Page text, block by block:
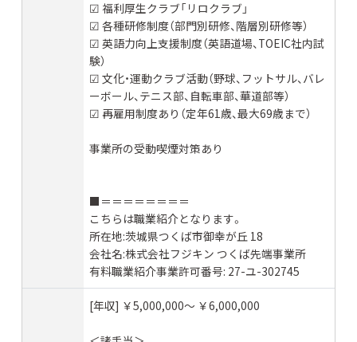
☑︎ 福利厚生クラブ「リロクラブ」
☑︎ 各種研修制度（部門別研修、階層別研修等）
☑︎ 英語力向上支援制度（英語道場、TOEIC社内試
験）
☑︎ 文化・運動クラブ活動（野球、フットサル、バレ
ーボール、テニス部、自転車部、華道部等）
☑︎ 再雇用制度あり（定年61歳、最大69歳まで）
事業所の受動喫煙対策あり
■＝＝＝＝＝＝＝＝
こちらは職業紹介となります。
所在地:茨城県つくば市御幸が丘 18
会社名:株式会社フジキン つくば先端事業所
有料職業紹介事業許可番号: 27-ユ-302745
[年収] ￥5,000,000〜 ￥6,000,000